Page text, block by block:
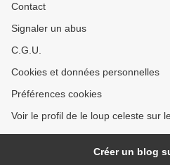
Contact
Signaler un abus
C.G.U.
Cookies et données personnelles
Préférences cookies
Voir le profil de le loup celeste sur
Créer un blog